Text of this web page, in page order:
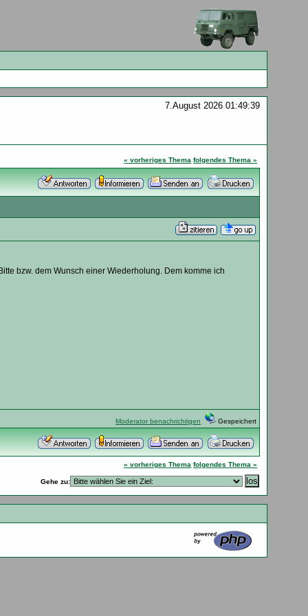
7.August 2026 01:49:39
« vorheriges Thema folgendes Thema »
bzw. dem Wunsch einer Wiederholung. Dem komme ich
Moderator benachrichtigen Gespeichert
« vorheriges Thema folgendes Thema »
Gehe zu: